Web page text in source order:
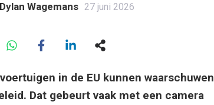
Dylan Wagemans 27 juni 2026
in de EU kunnen waarschuwen
Dat gebeurt vaak met een camera